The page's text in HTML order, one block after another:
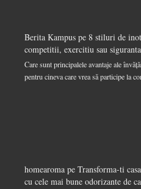
Berita Kampus pe 8 stiluri de
competitii, exercitiu sau siguranta
Care sunt principalele avantaje ale
pentru cineva care vrea să participe la
homearoma pe Transforma-ti
cu cele mai bune odorizante de